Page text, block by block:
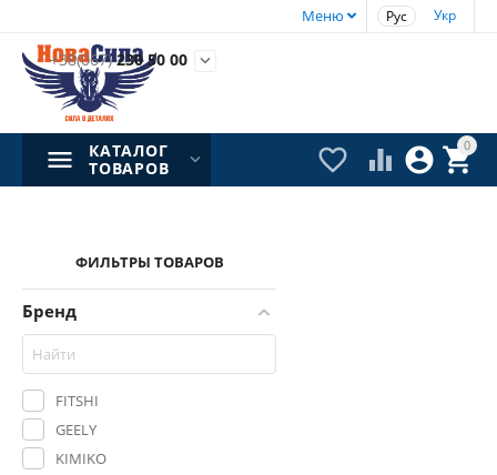
Рус Укр
Меню
+38(067)230 50 00 
0


 
КАТАЛОГ
ТОВАРОВ
ФИЛЬТРЫ ТОВАРОВ
Бренд
FITSHI
GEELY
KIMIKO